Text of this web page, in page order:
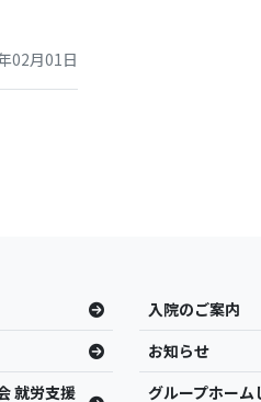
02月01日
入院のご案内
お知らせ
就労支援 グループホーム